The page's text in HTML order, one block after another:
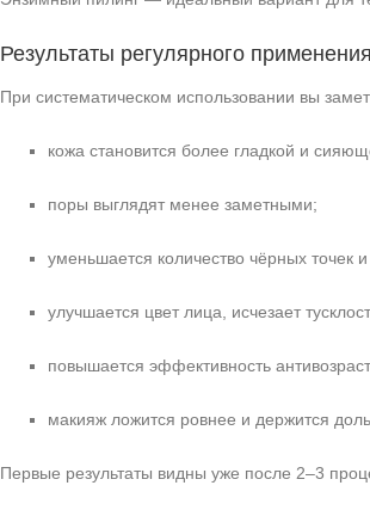
Результаты регулярного
При систематическом использовании вы
кожа становится более гладкой и
поры выглядят менее заметными;
уменьшается количество чёрных точек
улучшается цвет лица, исчезает
повышается эффективность
макияж ложится ровнее и держится
Первые результаты видны уже после 2–3